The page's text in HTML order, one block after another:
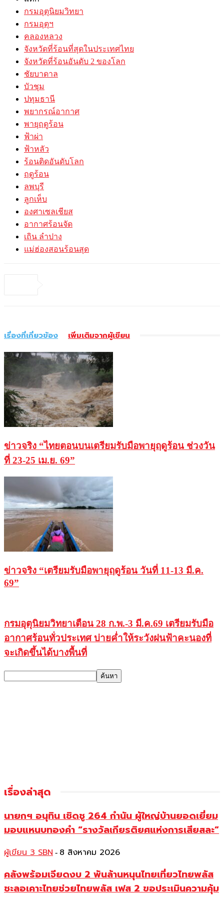
กรมอุตุนิยมวิทยา
กรมอุตุฯ
คลองหลวง
จังหวัดที่ร้อนที่สุดในประเทศไทย
จังหวัดที่ร้อนอันดับ 2 ของโลก
ชัยบาดาล
บัวชุม
ปทุมธานี
พยากรณ์อากาศ
พายุฤดูร้อน
ฟ้าผ่า
ฟ้าหลัว
ร้อนติดอันดับโลก
ฤดูร้อน
ลพบุรี
ลูกเห็บ
องศาเซลเชียส
อากาศร้อนจัด
เถิน ลำปาง
แม่ฮ่องสอนร้อนสุด
เรื่องที่เกี่ยวข้อง เพิ่มเติมจากผู้เขียน
ข่าวจริง “ไทยตอนบนเตรียมรับมือพายุฤดูร้อน ช่วงวัน
ที่ 23-25 เม.ย. 69”
ข่าวจริง “เตรียมรับมือพายุฤดูร้อน วันที่ 11-13 มี.ค.
69”
กรมอุตุนิยมวิทยาเตือน 28 ก.พ.-3 มี.ค.69 เตรียมรับมือ
อากาศร้อนทั่วประเทศ บ่ายค่ำให้ระวังฝนฟ้าคะนองที่
จะเกิดขึ้นได้บางพื้นที่
เรื่องล่าสุด
นายกฯ อนุทิน เชิดชู 264 กำนัน ผู้ใหญ่บ้านยอดเยี่ยม
มอบแหนบทองคำ “รางวัลเกียรติยศแห่งการเสียสละ”
ผู้เขียน 3 SBN - 8 สิงหาคม 2026
คลังพร้อมเจียดงบ 2 พันล้านหนุนไทยเที่ยวไทยพลัส
ชะลอเคาะไทยช่วยไทยพลัส เฟส 2 ขอประเมินความคุ้ม